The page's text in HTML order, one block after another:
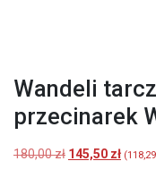
Wandeli
przecinarek
180,00zł Pierwotna
145,50 zł (118,29